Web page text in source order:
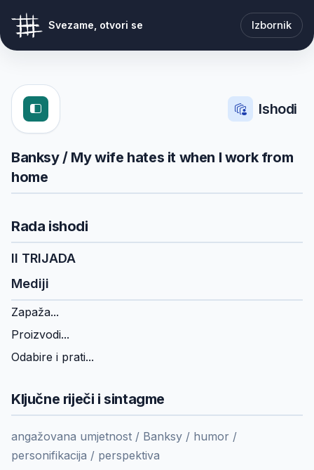
Svezame, otvori se Izbornik
Ishodi
Banksy / My wife hates it when I work from
home
Rada ishodi
II TRIJADA
Mediji
Zapaža...
Proizvodi...
Odabire i prati...
Ključne riječi i sintagme
angažovana umjetnost / Banksy / humor /
personifikacija / perspektiva